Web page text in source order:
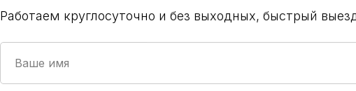
Работаем круглосуточно и без выходных, быстрый